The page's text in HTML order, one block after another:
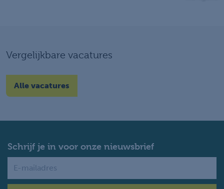
Vergelijkbare vacatures
Alle vacatures
Schrijf je in voor onze nieuwsbrief